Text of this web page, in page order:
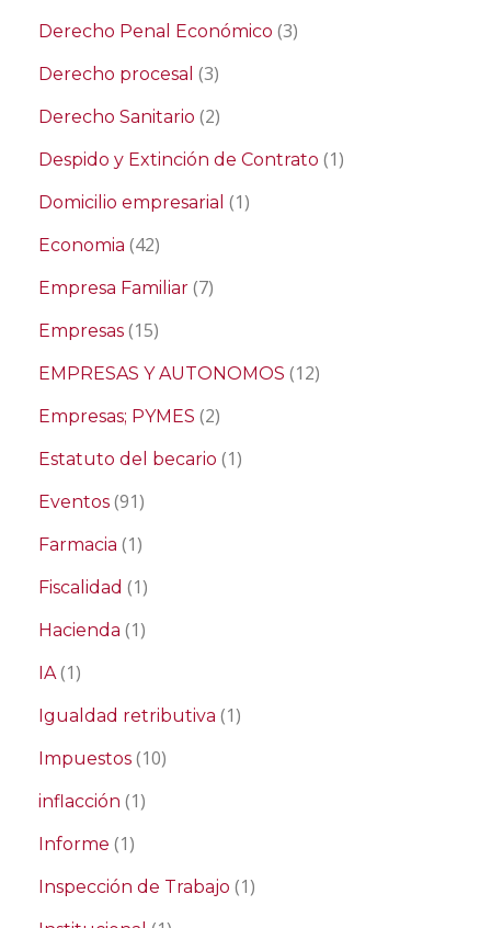
Derecho Penal Económico (3)
Derecho procesal (3)
Derecho Sanitario (2)
Despido y Extinción de Contrato (1)
Domicilio empresarial (1)
Economia (42)
Empresa Familiar (7)
Empresas (15)
EMPRESAS Y AUTONOMOS (12)
Empresas; PYMES (2)
Estatuto del becario (1)
Eventos (91)
Farmacia (1)
Fiscalidad (1)
Hacienda (1)
IA(1)
Igualdad retributiva (1)
Impuestos (10)
inflacción (1)
Informe (1)
Inspección de Trabajo (1)